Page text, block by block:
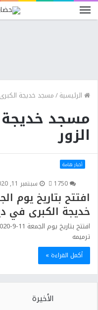
الرئيسية/مسجد خديجة
مسجد
الزور
أخبار هامة
سبتمبر 11, 2020 175
خديجة الكبرى في
ترميمه
أكمل القراءة »
الأخيرة